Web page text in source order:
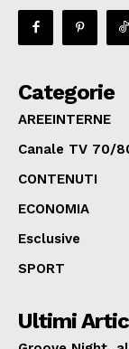
Categorie
AREEINTERNE
Canale TV 70/
CONTENUTI
ECONOMIA
Esclusive
SPORT
Ultimi